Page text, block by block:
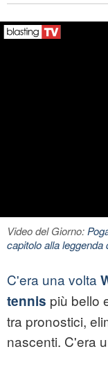
Video del Giorno:
capitolo alla leggenda
C'era una volta
tennis più bello
tra pronostici,
nascenti. C'era